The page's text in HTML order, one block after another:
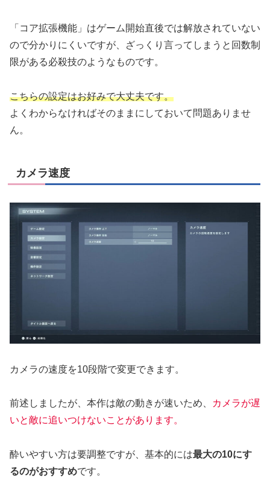
「コア拡張機能」はゲーム開始直後では解放されていない
ので分かりにくいですが、ざっくり言ってしまうと回数制
限がある必殺技のようなものです。
こちらの設定はお好みで大丈夫です。
よくわからなければそのままにしておいて問題ありませ
ん。
カメラ速度
カメラの速度を10段階で変更できます。
前述しましたが、本作は敵の動きが速いため、
カメラが遅
いと敵に追いつけないことがあります。
酔いやすい方は要調整ですが、基本的には最大の10にす
るのがおすすめです。